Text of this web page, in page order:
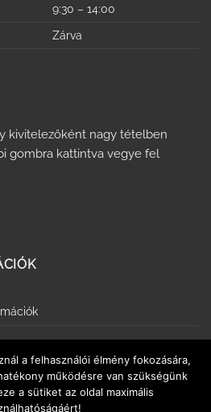
9:30 – 14:00
Zárva
kivitelezőként nagy tételben
gombra kattintva vegye fel
a felhasználói élmény fokozására,
működésre van szükségünk
a sütiket az oldal maximális